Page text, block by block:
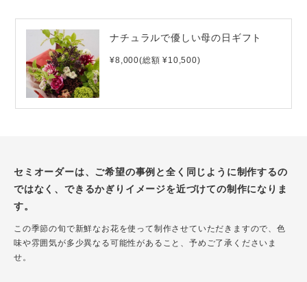
ナチュラルで優しい母の日ギフト
¥8,000(総額 ¥10,500)
セミオーダーは、ご希望の事例と全く同じように制作するの
ではなく、できるかぎりイメージを近づけての制作になりま
す。
この季節の旬で新鮮なお花を使って制作させていただきますので、色
味や雰囲気が多少異なる可能性があること、予めご了承くださいま
せ。